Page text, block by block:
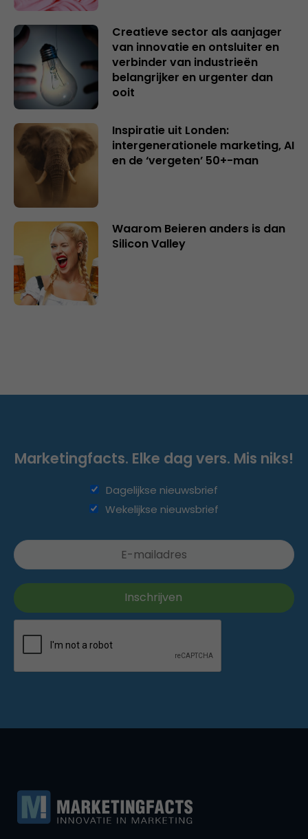
Creatieve sector als aanjager
van innovatie en ontsluiter en
verbinder van industrieën
belangrijker en urgenter dan
ooit
Inspiratie uit Londen:
intergenerationele marketing, AI
en de ‘vergeten’ 50+-man
Waarom Beieren anders is dan
Silicon Valley
Marketingfacts. Elke dag vers. Mis niks!
Dagelijkse nieuwsbrief
Wekelijkse nieuwsbrief